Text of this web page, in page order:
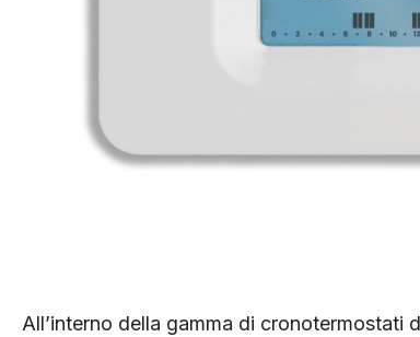
All’interno della gamma di cronotermostati